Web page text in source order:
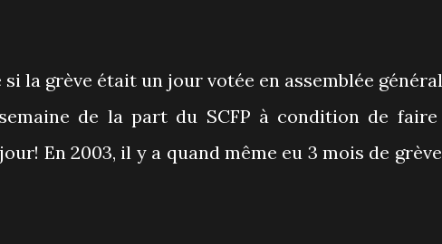
la grève était un jour votée en assemblée
de la part du SCFP à condition de
En 2003, il y a quand même eu 3 mois de